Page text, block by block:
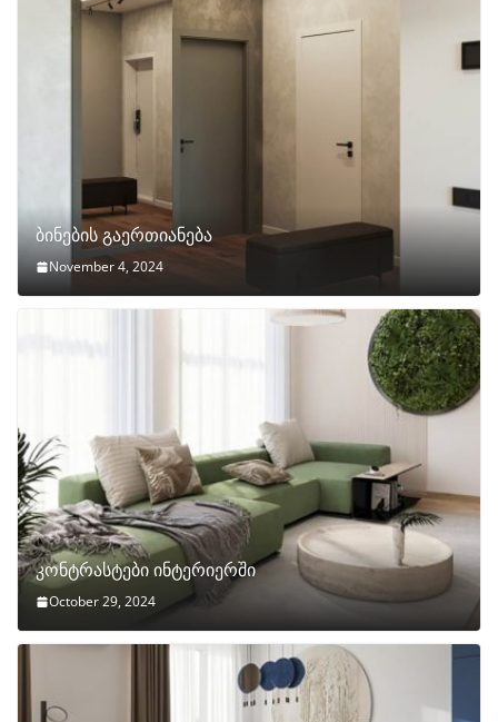
ბინების გაერთიანება
November 4, 2024
კონტრასტები ინტერიერში
October 29, 2024